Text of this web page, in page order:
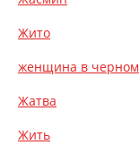
Жито
женщина в черном
Жатва
Жить